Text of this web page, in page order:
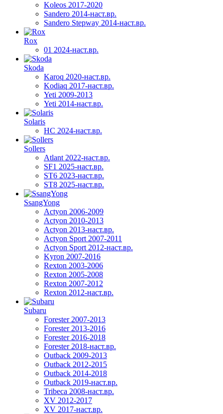
Koleos 2017-2020
Sandero 2014-наст.вр.
Sandero Stepway 2014-наст.вр.
Rox
01 2024-наст.вр.
Skoda
Karoq 2020-наст.вр.
Kodiaq 2017-наст.вр.
Yeti 2009-2013
Yeti 2014-наст.вр.
Solaris
HC 2024-наст.вр.
Sollers
Atlant 2022-наст.вр.
SF1 2025-наст.вр.
ST6 2023-наст.вр.
ST8 2025-наст.вр.
SsangYong
Actyon 2006-2009
Actyon 2010-2013
Actyon 2013-наст.вр.
Actyon Sport 2007-2011
Actyon Sport 2012-наст.вр.
Kyron 2007-2016
Rexton 2003-2006
Rexton 2005-2008
Rexton 2007-2012
Rexton 2012-наст.вр.
Subaru
Forester 2007-2013
Forester 2013-2016
Forester 2016-2018
Forester 2018-наст.вр.
Outback 2009-2013
Outback 2012-2015
Outback 2014-2018
Outback 2019-наст.вр.
Tribeca 2008-наст.вр.
XV 2012-2017
XV 2017-наст.вр.